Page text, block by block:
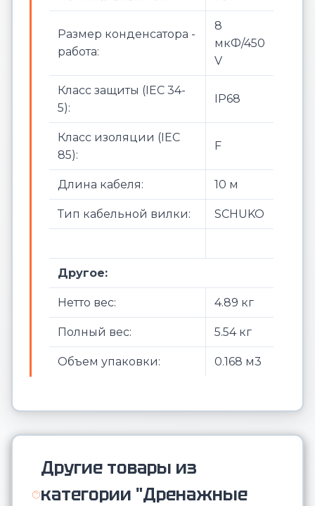
Размер конденсатора -
работа:
8
мкФ/450
V
Класс защиты (IEC 34-
5):
IP68
Класс изоляции (IEC
85):
F
Длина кабеля: 10 м
Тип кабельной вилки: SCHUKO
Другое:
Нетто вес: 4.89 кг
Полный вес: 5.54 кг
Объем упаковки: 0.168 м3
Другие товары из
категории "Дренажные